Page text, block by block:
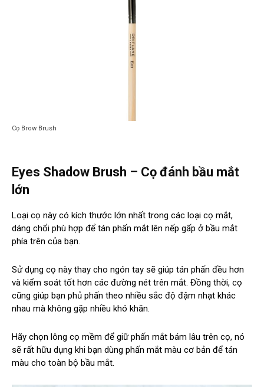
Cọ Brow Brush
Eyes Shadow Brush – Cọ đánh bầu mắt
lớn
Loại cọ này có kích thước lớn nhất trong các loại cọ mắt,
dáng chổi phù hợp để tán phấn mắt lên nếp gấp ở bầu mắt
phía trên của bạn.
Sử dụng cọ này thay cho ngón tay sẽ giúp tán phấn đều hơn
và kiểm soát tốt hơn các đường nét trên mắt. Đồng thời, cọ
cũng giúp bạn phủ phấn theo nhiều sắc độ đậm nhạt khác
nhau mà không gặp nhiều khó khăn.
Hãy chọn lông cọ mềm để giữ phấn mắt bám lâu trên cọ, nó
sẽ rất hữu dụng khi bạn dùng phấn mắt màu cơ bản để tán
màu cho toàn bộ bầu mắt.